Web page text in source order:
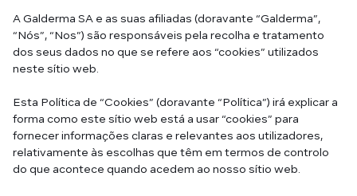
A Galderma SA e as suas afiliadas (doravante “Galderma”,
“Nós”, “Nos”) são responsáveis pela recolha e tratamento
dos seus dados no que se refere aos “cookies” utilizados
neste sítio web.
Esta Política de “Cookies” (doravante “Política”) irá explicar a
forma como este sítio web está a usar “cookies” para
fornecer informações claras e relevantes aos utilizadores,
relativamente às escolhas que têm em termos de controlo
do que acontece quando acedem ao nosso sítio web.